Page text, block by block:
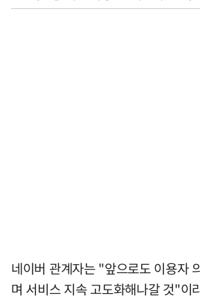
네이버 관계자는 "앞으로도 이용자
며 서비스 지속 고도화해나갈 것"이